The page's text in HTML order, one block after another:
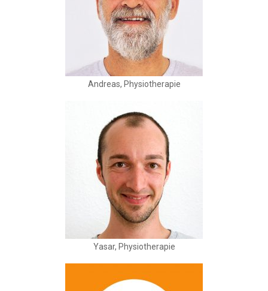
Andreas, Physiotherapie
Yasar, Physiotherapie